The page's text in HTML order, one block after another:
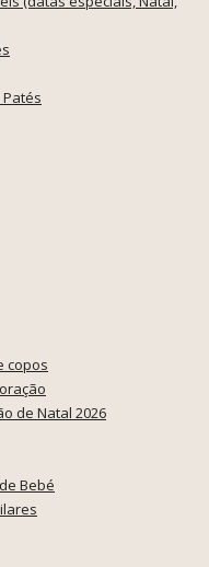
copos
de Natal 2026
Bebé